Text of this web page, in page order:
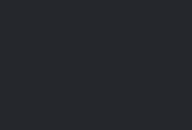
delle spese